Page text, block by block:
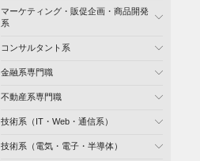
マーケティング・販促企画・商品開発
系
コンサルタント系
金融系専門職
不動産系専門職
技術系（IT・Web・通信系）
技術系（電気・電子・半導体）